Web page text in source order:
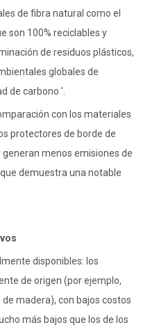
de fibra natural como el
son 100% reciclables y
de residuos plásticos,
globales de
de carbono '.
con los materiales
protectores de borde de
menos emisiones de
demuestra una notable
disponibles: los
de origen (por ejemplo,
madera), con bajos costos
más bajos que los de los